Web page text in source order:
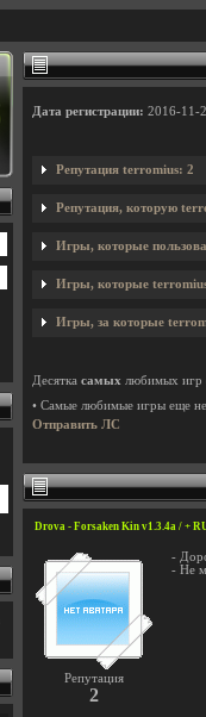
Дата регистрации: 2016-11-
Репутация terromius: 2
Репутация, которую
Игры, которые
Игры, которые
Игры, за которые
Десятка самых любимых игр
• Самые любимые игры еще
Отправить ЛС
Drova - Forsaken Kin v1.3.4a / +
Репутация
2
-
- Не